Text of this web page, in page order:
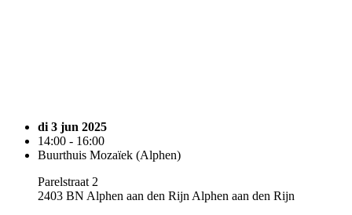
di 3 jun 2025
14:00 - 16:00
Buurthuis Mozaïek (Alphen)
Parelstraat 2
2403 BN Alphen aan den Rijn Alphen aan den Rijn